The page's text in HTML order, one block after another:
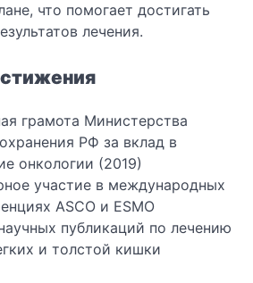
что помогает достигать
лечения.
грамота Министерства
РФ за вклад в
онкологии (2019)
участие в международных
ASCO и ESMO
публикаций по лечению
и толстой кишки